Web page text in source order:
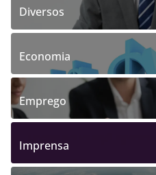
Diversos
Economia
Emprego
Imprensa